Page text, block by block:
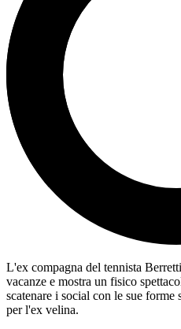
L'ex compagna del tennista
vacanze e mostra un fisico
scatenare i social con le sue forme
per l'ex velina.